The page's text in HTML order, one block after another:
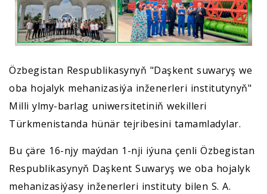
Özbegistan Respublikasynyň "Daşkent suwaryş we
oba hojalyk mehanizasiýa inženerleri institutynyň"
Milli ylmy-barlag uniwersitetiniň wekilleri
Türkmenistanda hünär tejribesini tamamladylar.
Bu çäre 16-njy maýdan 1-nji iýuna çenli Özbegistan
Respublikasynyň Daşkent Suwaryş we oba hojalyk
mehanizasiýasy inženerleri instituty bilen S. A.